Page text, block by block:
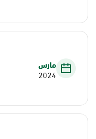
مارس
2024